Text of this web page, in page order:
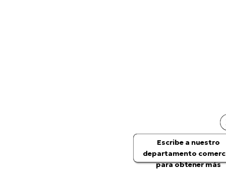
Escribe a nuestro
departamento
para obtener más